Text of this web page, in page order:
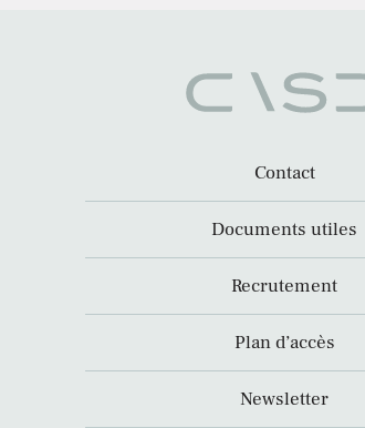
Contact
Documents utiles
Recrutement
Plan d’accès
Newsletter